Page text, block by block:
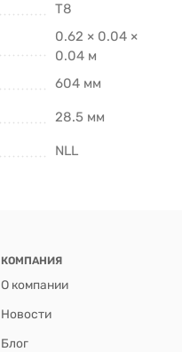
T8
0.62 × 0.04 ×
0.04 м
604 мм
28.5 мм
NLL
КОМПАНИЯ
О компании
Новости
Блог